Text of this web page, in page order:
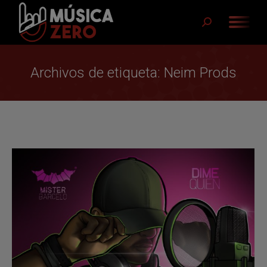
Buscar:
Archivos de etiqueta: Neim Prods